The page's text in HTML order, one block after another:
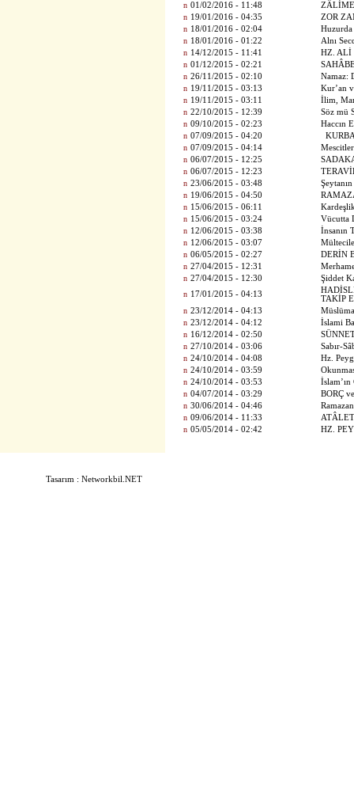
n 01/02/2016 - 11:48
n 19/01/2016 - 04:35
ZOR
n 18/01/2016 - 02:04
n 18/01/2016 - 01:22
Alnı
n 14/12/2015 - 11:41
HZ. ALİ
n 01/12/2015 - 02:21
n 26/11/2015 - 02:10
Namaz:
n 19/11/2015 - 03:13
Kur’an
n 19/11/2015 - 03:11
İlim,
n 22/10/2015 - 12:39
Söz mü
n 09/10/2015 - 02:23
Haccın
n 07/09/2015 - 04:20
n 07/09/2015 - 04:14
n 06/07/2015 - 12:25
n 06/07/2015 - 12:23
n 23/06/2015 - 03:48
n 19/06/2015 - 04:50
n 15/06/2015 - 06:11
n 15/06/2015 - 03:24
Vücutta
n 12/06/2015 - 03:38
İnsanın
n 12/06/2015 - 03:07
n 06/05/2015 - 02:27
DERİN
n 27/04/2015 - 12:31
n 27/04/2015 - 12:30
Şiddet
n 17/01/2015 - 04:13
TAKİP
n 23/12/2014 - 04:13
n 23/12/2014 - 04:12
İslami
n 16/12/2014 - 02:50
n 27/10/2014 - 03:06
Sabır-
n 24/10/2014 - 04:08
Hz.
n 24/10/2014 - 03:59
n 24/10/2014 - 03:53
n 04/07/2014 - 03:29
BORÇ
n 30/06/2014 - 04:46
n 09/06/2014 - 11:33
n 05/05/2014 - 02:42 HZ.
Tasarım : Networkbil.NET